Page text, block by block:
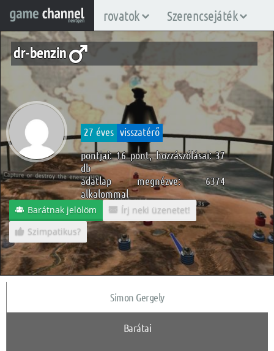
rovatok Szerencsejáték
dr-benzin
27 éves visszatérő
pontjai: 16 pont, hozzászólásai: 37
db
adatlap megnézve: 6374
alkalommal
Barátnak jelölöm
Írj neki üzenetet!
Szimpatikus?
Simon Gergely
Barátai